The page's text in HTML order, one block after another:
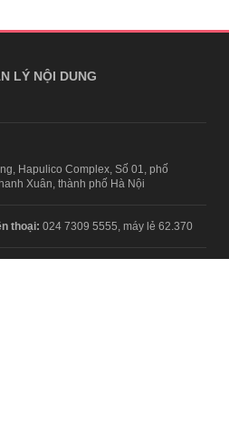
LÝ NỘI DUNG
Hapulico Complex, Số 01, phố
Xuân, thành phố Hà Nội
thoại: 024 7309 5555, máy lẻ 62.370